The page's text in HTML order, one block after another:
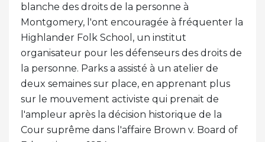
blanche des droits de la personne à
Montgomery, l'ont encouragée à fréquenter la
Highlander Folk School, un institut
organisateur pour les défenseurs des droits de
la personne. Parks a assisté à un atelier de
deux semaines sur place, en apprenant plus
sur le mouvement activiste qui prenait de
l'ampleur après la décision historique de la
Cour suprême dans l'affaire Brown v. Board of